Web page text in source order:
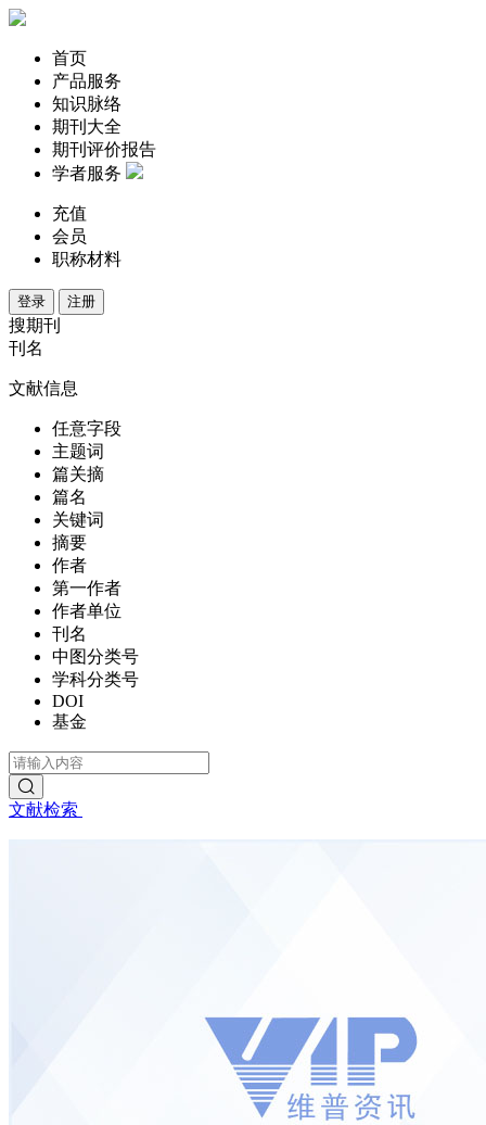
首页
产品服务
知识脉络
期刊大全
期刊评价报告
学者服务
充值
会员
职称材料
登录 注册
搜期刊
刊名
文献信息
任意字段
主题词
篇关摘
篇名
关键词
摘要
作者
第一作者
作者单位
刊名
中图分类号
学科分类号
DOI
基金
文献检索